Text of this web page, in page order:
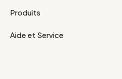
Produits
Aide et Service